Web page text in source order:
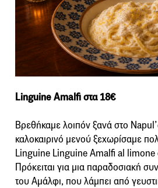
Linguine Amalfi στα 18€
Βρεθήκαμε λοιπόν ξανά στο
καλοκαιρινό μενού ξεχωρίσαμε
Linguine Linguine Amalfi al limone
Πρόκειται για μια παραδοσιακή
του Αμάλφι, που λάμπει από